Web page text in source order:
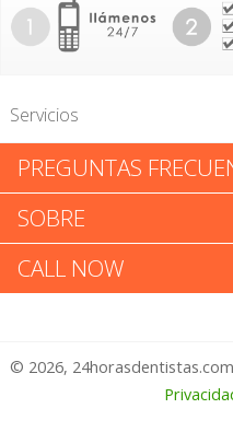
Servicios
Bell Dental Care
Bell Dental
Experiencia
1 – No Feliz
PREGUNTAS
SOBRE
CALL NOW
© 2026,